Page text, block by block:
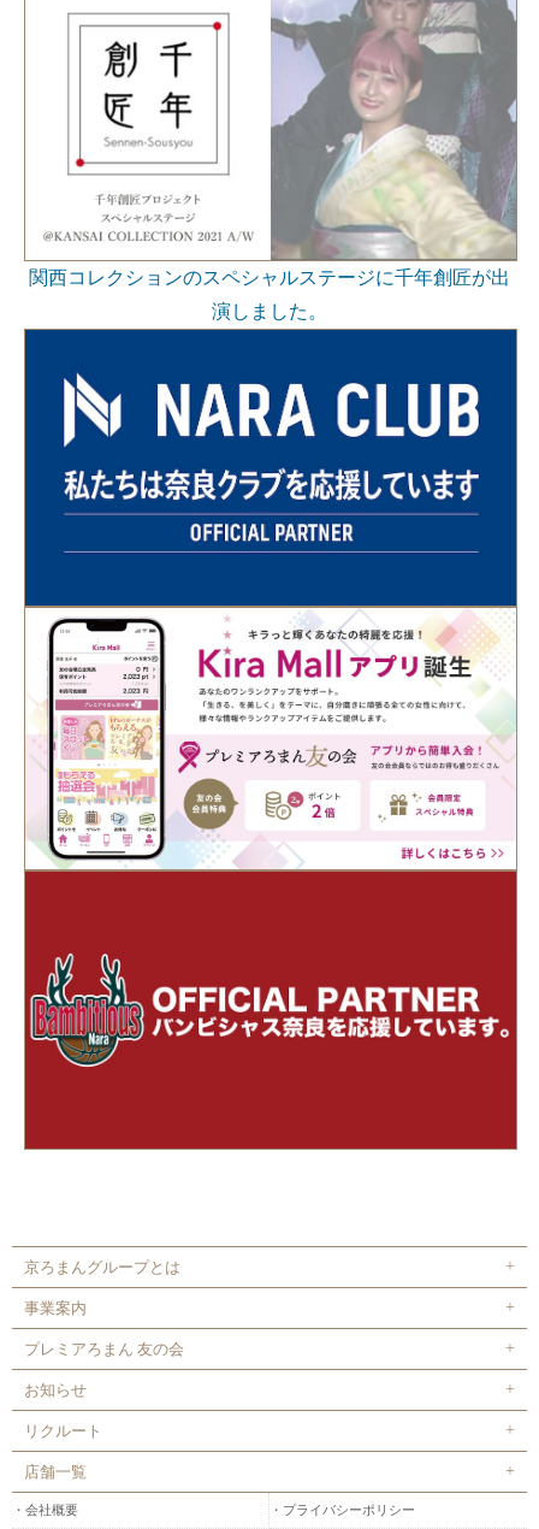
関西コレクションのスペシャルステージに千年創匠が出
演しました。
京ろまんグループとは
事業案内
プレミアろまん 友の会
お知らせ
リクルート
店舗一覧
会社概要 プライバシーポリシー